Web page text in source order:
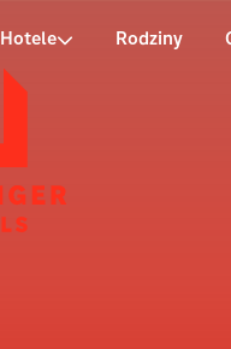
P
Hotele Rodziny